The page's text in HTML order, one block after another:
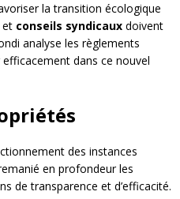
la transition écologique
et conseils syndicaux doivent
analyse les règlements
dans ce nouvel
des instances
en profondeur les
de transparence et d’efficacité.